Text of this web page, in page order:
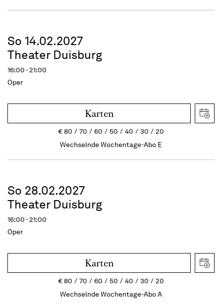
So 14.02.2027
Theater Duisburg
16:00 - 21:00
Oper
Karten
€80 70 60 50 40 30
20
Wechselnde Wochentage-Abo E
So 28.02.2027
Theater Duisburg
16:00 - 21:00
Oper
Karten
€80 70 60 50 40 30
20
Wechselnde Wochentage-Abo A